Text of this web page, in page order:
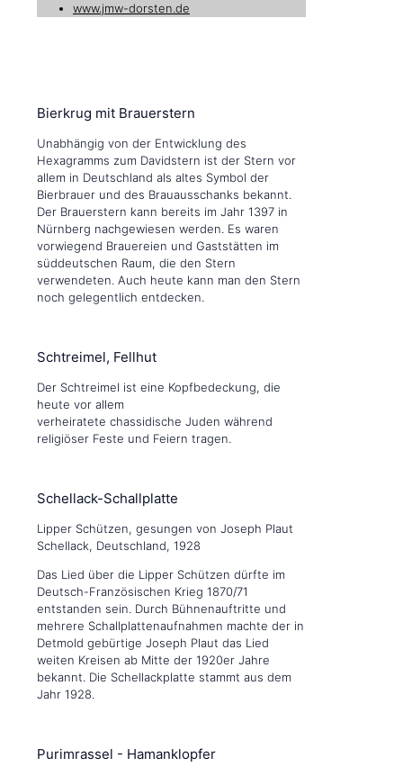
www.jmw-dorsten.de
Bierkrug mit Brauerstern
Unabhängig von der Entwicklung des
Hexagramms zum Davidstern ist der Stern vor
allem in Deutschland als altes Symbol der
Bierbrauer und des Brauausschanks bekannt.
Der Brauerstern kann bereits im Jahr 1397 in
Nürnberg nachgewiesen werden. Es waren
vorwiegend Brauereien und Gaststätten im
süddeutschen Raum, die den Stern
verwendeten. Auch heute kann man den Stern
noch gelegentlich entdecken.
Schtreimel, Fellhut
Der Schtreimel ist eine Kopfbedeckung, die
heute vor allem
verheiratete chassidische Juden während
religiöser Feste und Feiern tragen.
Schellack-Schallplatte
Lipper Schützen, gesungen von Joseph Plaut
Schellack, Deutschland, 1928
Das Lied über die Lipper Schützen dürfte im
Deutsch-Französischen Krieg 1870/71
entstanden sein. Durch Bühnenauftritte und
mehrere Schallplattenaufnahmen machte der in
Detmold gebürtige Joseph Plaut das Lied
weiten Kreisen ab Mitte der 1920er Jahre
bekannt. Die Schellackplatte stammt aus dem
Jahr 1928.
Purimrassel - Hamanklopfer